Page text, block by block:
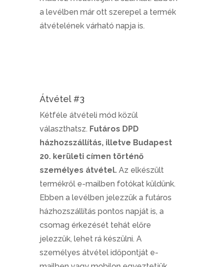
a levélben már ott szerepel a termék
átvételének várható napja is.
Átvétel #3
Kétféle átvételi mód közül
választhatsz. Futáros DPD
házhozszállítás, illetve Budapest
20. kerületi címen történő
személyes átvétel.Az elkészült
termékről e-mailben fotókat küldünk.
Ebben a levélben jelezzük a futáros
házhozszállítás pontos napját is, a
csomag érkezését tehát előre
jelezzük, lehet rá készülni. A
személyes átvétel időpontját e-